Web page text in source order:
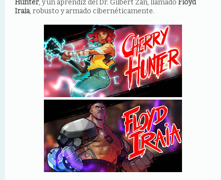
Hunter, y un aprendiz del Dr. Gilbert Zan, llamado Floyd
Iraia, robusto y armado cibernéticamente.